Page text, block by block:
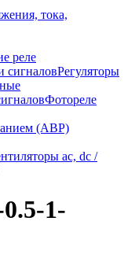
тока,
реле
сигналовРегуляторы
Фотореле
(АВР)
ac, dc /
1-